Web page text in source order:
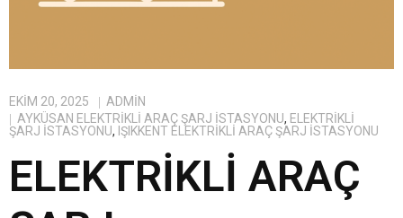
EKIM 20, 2025
ADMIN
AYKÜSAN ELEKTRIKLI ARAÇ ŞARJ İSTASYONU, ELEKTRIKLI
ŞARJ İSTASYONU, IŞIKKENT ELEKTRIKLI ARAÇ ŞARJ İSTASYONU
ELEKTRIKLI ARAÇ